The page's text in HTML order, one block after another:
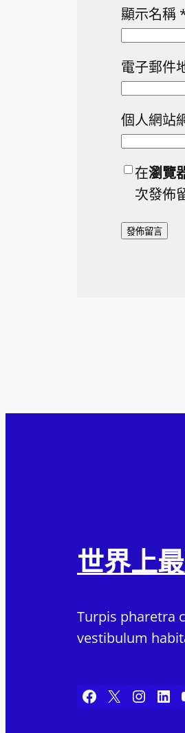
顯示名稱
電子郵件
個人網站
在瀏覽
次發佈
世界上
Turpis pharetra
vestibulum
Facebook X Instagram LinkedIn